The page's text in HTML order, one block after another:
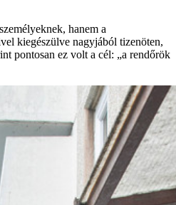
hanem a
kiegészülve nagyjából tizenöten,
pontosan ez volt a cél: „a rendőrök